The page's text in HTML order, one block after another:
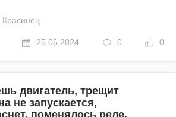
25.06.2024 0 0
двигатель, трещит
не запускается,
поменялось реле,